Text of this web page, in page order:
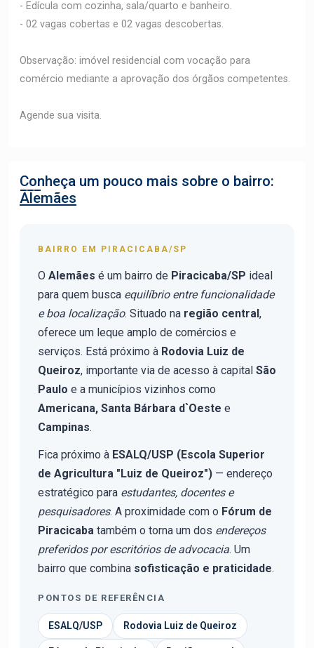
- Edícula com cozinha, sala/quarto e banheiro.
- 02 vagas cobertas e 02 vagas descobertas.
Observação: imóvel residencial com vocação para
comércio mediante a aprovação dos órgãos competentes.
Agende sua visita.
Conheça um pouco mais sobre o bairro:
Alemães
BAIRRO EM PIRACICABA/SP
O Alemães é um bairro de Piracicaba/SP ideal
para quem busca equilíbrio entre funcionalidade
e boa localização. Situado na região central ,
oferece um leque amplo de comércios e
serviços. Está próximo à Rodovia Luiz de
Queiroz, importante via de acesso à capital São
Paulo e a municípios vizinhos como
Americana, Santa Bárbara d`Oeste e
Campinas.
Fica próximo à ESALQ/USP (Escola Superior
de Agricultura "Luiz de Queiroz") — endereço
estratégico para estudantes, docentes e
pesquisadores. A proximidade com o Fórum de
Piracicaba também o torna um dos endereços
preferidos por escritórios de advocacia. Um
bairro que combina sofisticação e praticidade.
PONTOS DE REFERÊNCIA
ESALQ/USP Rodovia Luiz de Queiroz